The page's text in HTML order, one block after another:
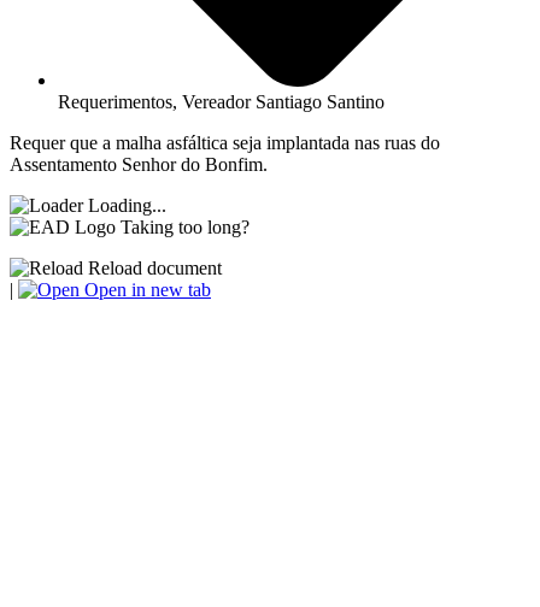
Requerimentos, Vereador Santiago Santino
Requer que a malha asfáltica seja implantada nas ruas do
Assentamento Senhor do Bonfim.
Loading...
Taking too long?
Reload document
|
Open in new tab